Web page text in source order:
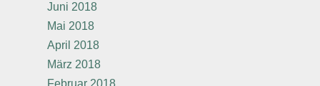
Juni 2018
Mai 2018
April 2018
März 2018
Februar 2018